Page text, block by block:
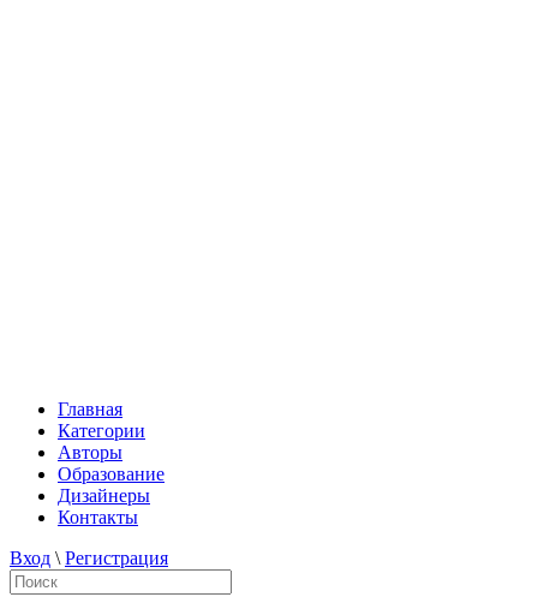
Главная
Категории
Авторы
Образование
Дизайнеры
Контакты
Вход \ Регистрация